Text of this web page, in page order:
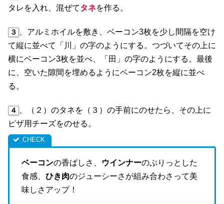
タレを入れ、混ぜてタネを作る。
３ 、アルミホイルを敷き、ベーコン3枚を少し間隔を空け
て縦に並べて「川」の字のようにする。つづいてその上に
横にベーコン3枚を並べ、「田」の字のようにする。最後
に、空いた隙間を埋めるようにベーコン2枚を縦に並べ
る。
４ 、（２）のタネを（３）の手前にのせたら、その上に
ピザ用チーズをのせる。
ベーコンの香ばしさ、 ウインナーのぷりっとした
食感、 ひき肉のジューシーさが組み合わさって美
味しさアップ！